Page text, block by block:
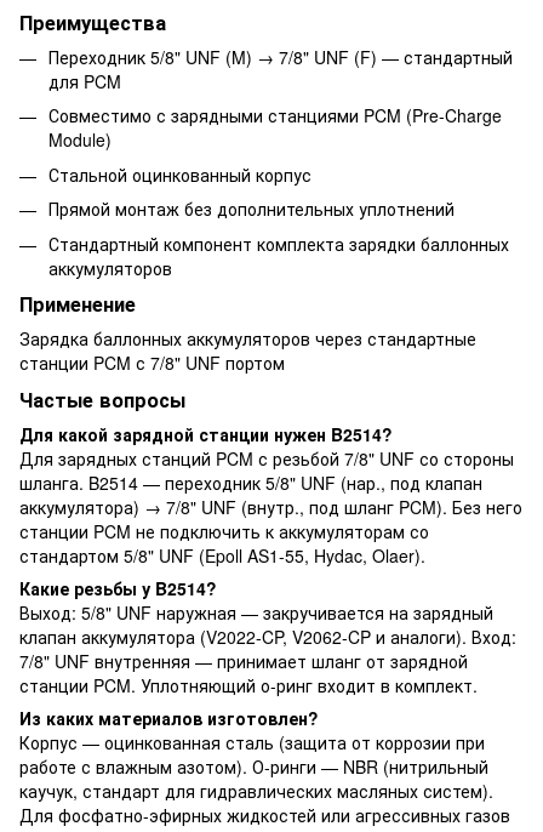
Преимущества
Переходник 5/8" UNF (M) → 7/8" UNF (F) — стандартный
для PCM
Совместимо с зарядными станциями PCM (Pre-Charge
Module)
Стальной оцинкованный корпус
Прямой монтаж без дополнительных уплотнений
Стандартный компонент комплекта зарядки баллонных
аккумуляторов
Применение
Зарядка баллонных аккумуляторов через стандартные
станции PCM с 7/8" UNF портом
Частые вопросы
Для какой зарядной станции нужен B2514?
Для зарядных станций PCM с резьбой 7/8" UNF со стороны
шланга. B2514 — переходник 5/8" UNF (нар., под клапан
аккумулятора) → 7/8" UNF (внутр., под шланг PCM). Без него
станции PCM не подключить к аккумуляторам со
стандартом 5/8" UNF (Epoll AS1-55, Hydac, Olaer).
Какие резьбы у B2514?
Выход: 5/8" UNF наружная — закручивается на зарядный
клапан аккумулятора (V2022-CP, V2062-CP и аналоги). Вход:
7/8" UNF внутренняя — принимает шланг от зарядной
станции PCM. Уплотняющий о-ринг входит в комплект.
Из каких материалов изготовлен?
Корпус — оцинкованная сталь (защита от коррозии при
работе с влажным азотом). О-ринги — NBR (нитрильный
каучук, стандарт для гидравлических масляных систем).
Для фосфатно-эфирных жидкостей или агрессивных газов